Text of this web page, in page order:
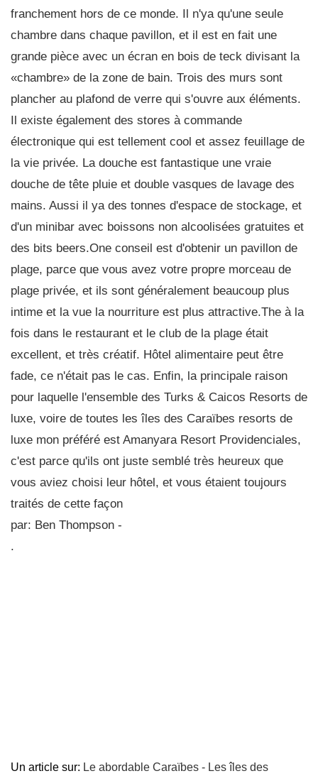
franchement hors de ce monde. Il n'ya qu'une seule
chambre dans chaque pavillon, et il est en fait une
grande pièce avec un écran en bois de teck divisant la
«chambre» de la zone de bain. Trois des murs sont
plancher au plafond de verre qui s'ouvre aux éléments.
Il existe également des stores à commande
électronique qui est tellement cool et assez feuillage de
la vie privée. La douche est fantastique une vraie
douche de tête pluie et double vasques de lavage des
mains. Aussi il ya des tonnes d'espace de stockage, et
d'un minibar avec boissons non alcoolisées gratuites et
des bits beers.One conseil est d'obtenir un pavillon de
plage, parce que vous avez votre propre morceau de
plage privée, et ils sont généralement beaucoup plus
intime et la vue la nourriture est plus attractive.The à la
fois dans le restaurant et le club de la plage était
excellent, et très créatif. Hôtel alimentaire peut être
fade, ce n'était pas le cas. Enfin, la principale raison
pour laquelle l'ensemble des Turks & Caicos Resorts de
luxe, voire de toutes les îles des Caraïbes resorts de
luxe mon préféré est Amanyara Resort Providenciales,
c'est parce qu'ils ont juste semblé très heureux que
vous aviez choisi leur hôtel, et vous étaient toujours
traités de cette façon
par: Ben Thompson -
.
Un article sur: Le abordable Caraïbes - Les îles des